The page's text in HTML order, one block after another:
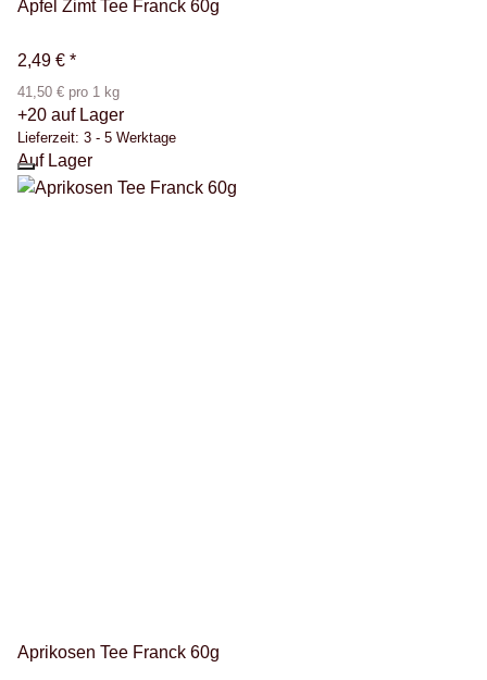
Apfel Zimt Tee Franck 60g
2,49 € *
41,50 € pro 1 kg
+20 auf Lager
Lieferzeit: 3 - 5 Werktage
Auf Lager
Aprikosen Tee Franck 60g